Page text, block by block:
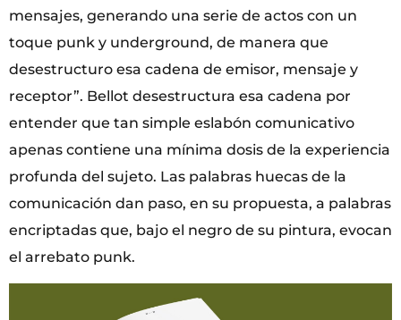
mensajes, generando una serie de actos con un
toque punk y underground, de manera que
desestructuro esa cadena de emisor, mensaje y
receptor”. Bellot desestructura esa cadena por
entender que tan simple eslabón comunicativo
apenas contiene una mínima dosis de la experiencia
profunda del sujeto. Las palabras huecas de la
comunicación dan paso, en su propuesta, a palabras
encriptadas que, bajo el negro de su pintura, evocan
el arrebato punk.